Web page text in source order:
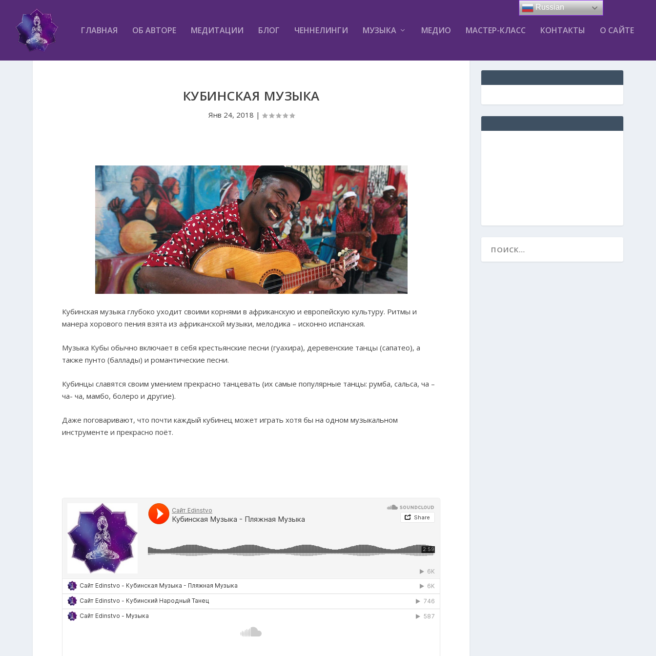
ГЛАВНАЯ ОБ АВТОРЕ МЕДИТАЦИИ БЛОГ ЧЕННЕЛИНГИ МУЗЫКА МЕДИО МАСТЕР-КЛАСС КОНТАКТЫ О САЙТЕ
КУБИНСКАЯ МУЗЫКА
Янв 24, 2018 |
Кубинская музыка глубоко уходит своими корнями в африканскую и европейскую культуру. Ритмы и
манера хорового пения взята из африканской музыки, мелодика – исконно испанская.
Музыка Кубы обычно включает в себя крестьянские песни (гуахира), деревенские танцы (сапатео), а
также пунто (баллады) и романтические песни.
Кубинцы славятся своим умением прекрасно танцевать (их самые популярные танцы: румба, сальса, ча –
ча- ча, мамбо, болеро и другие).
Даже поговаривают, что почти каждый кубинец может играть хотя бы на одном музыкальном
инструменте и прекрасно поёт.
Russian